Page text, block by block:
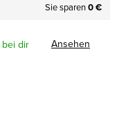
Sie sparen0 €
Ansehen